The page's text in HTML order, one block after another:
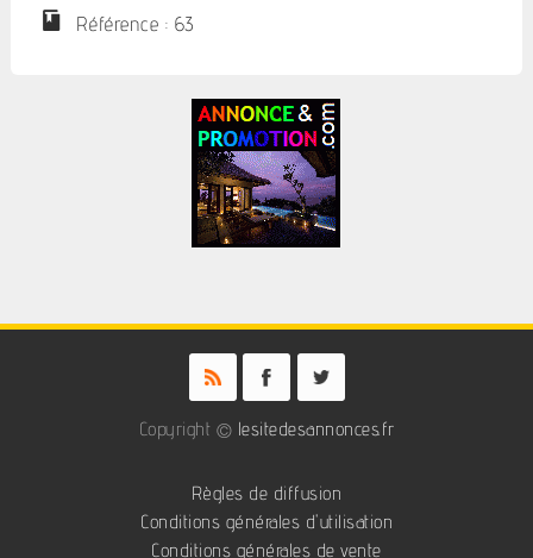
Référence : 63
Copyright © lesitedesannonces.fr
Règles de diffusion
Conditions générales d'utilisation
Conditions générales de vente